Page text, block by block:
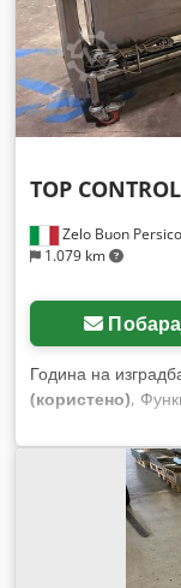
Zelo Buon Persico
1.079 km
TOP CONTROL
Година на
(користено),